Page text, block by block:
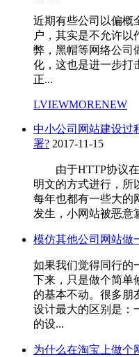
近期有些公司以偏概
户，其实是不允许以
弊，黑帽等网络公司
化，这也是进一步打
正...
LVIEWMORENEW
中小公司网站建设过
署? 2017-11-15
由于HTTP协议在
明文的方式进行，所
每年也都有一些大的
发生，小网站被恶意
模仿其他公司网站做
如果我们觉得同行的
下来，只是做个简单
的基本不动。很多
设计最大的区别是：
的设...
为什么在淘宝上做个